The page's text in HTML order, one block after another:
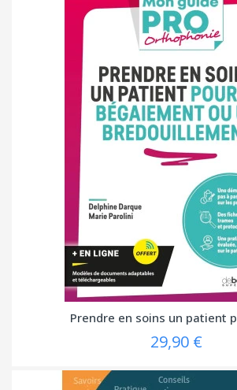
Prendre en soins un patient
29,90 €